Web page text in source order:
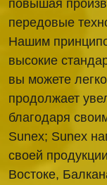
повышая
передовые
Нашим
высокие
вы можете
продолжает
благодаря
Sunex; Sunex
своей
Востоке,